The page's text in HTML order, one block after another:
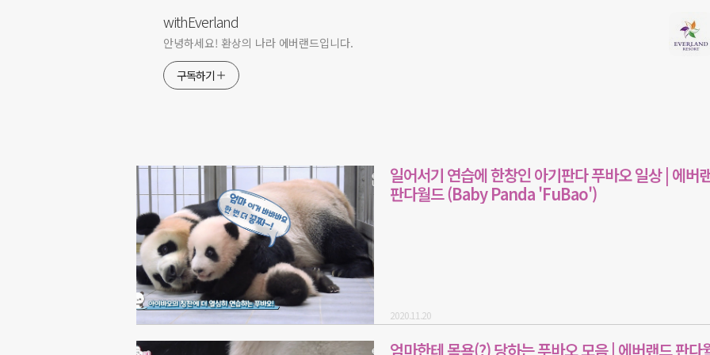
withEverland
안녕하세요! 환상의 나라 에버랜드입니다.
구독하기
일어서기 연습에 한창인 아기판다 푸바오 일상 | 에버
판다월드 (Baby Panda 'FuBao')
2020.11.20
엄마한테 목욕(?) 당하는 푸바오 모음 | 에버랜드 판다